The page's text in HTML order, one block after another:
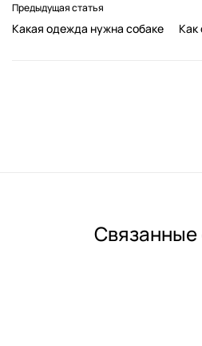
Предыдущая статья
Какая одежда нужна собаке Как
Связанные